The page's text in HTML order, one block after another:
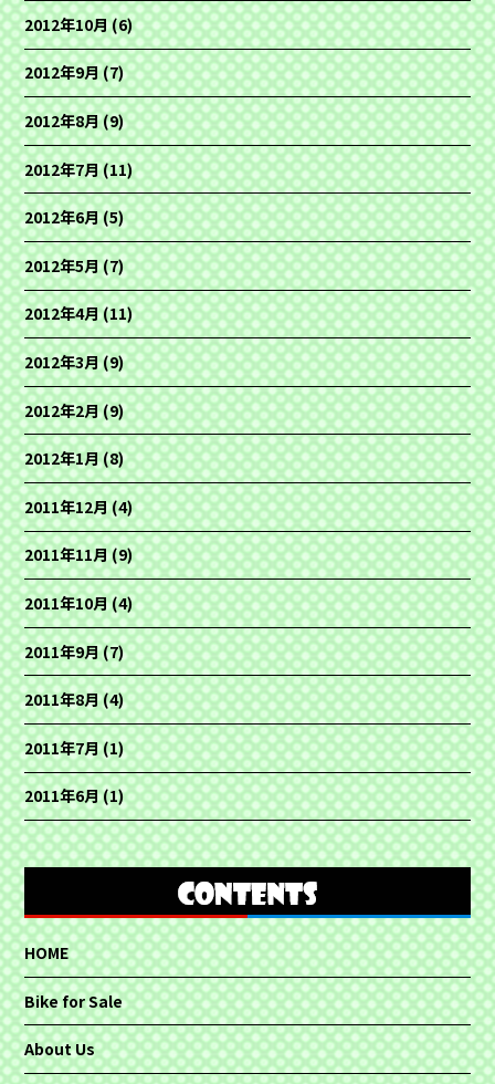
2012年10月(6)
2012年9月(7)
2012年8月(9)
2012年7月(11)
2012年6月(5)
2012年5月(7)
2012年4月(11)
2012年3月(9)
2012年2月(9)
2012年1月(8)
2011年12月(4)
2011年11月(9)
2011年10月(4)
2011年9月(7)
2011年8月(4)
2011年7月(1)
2011年6月(1)
HOME
Bike for Sale
About Us